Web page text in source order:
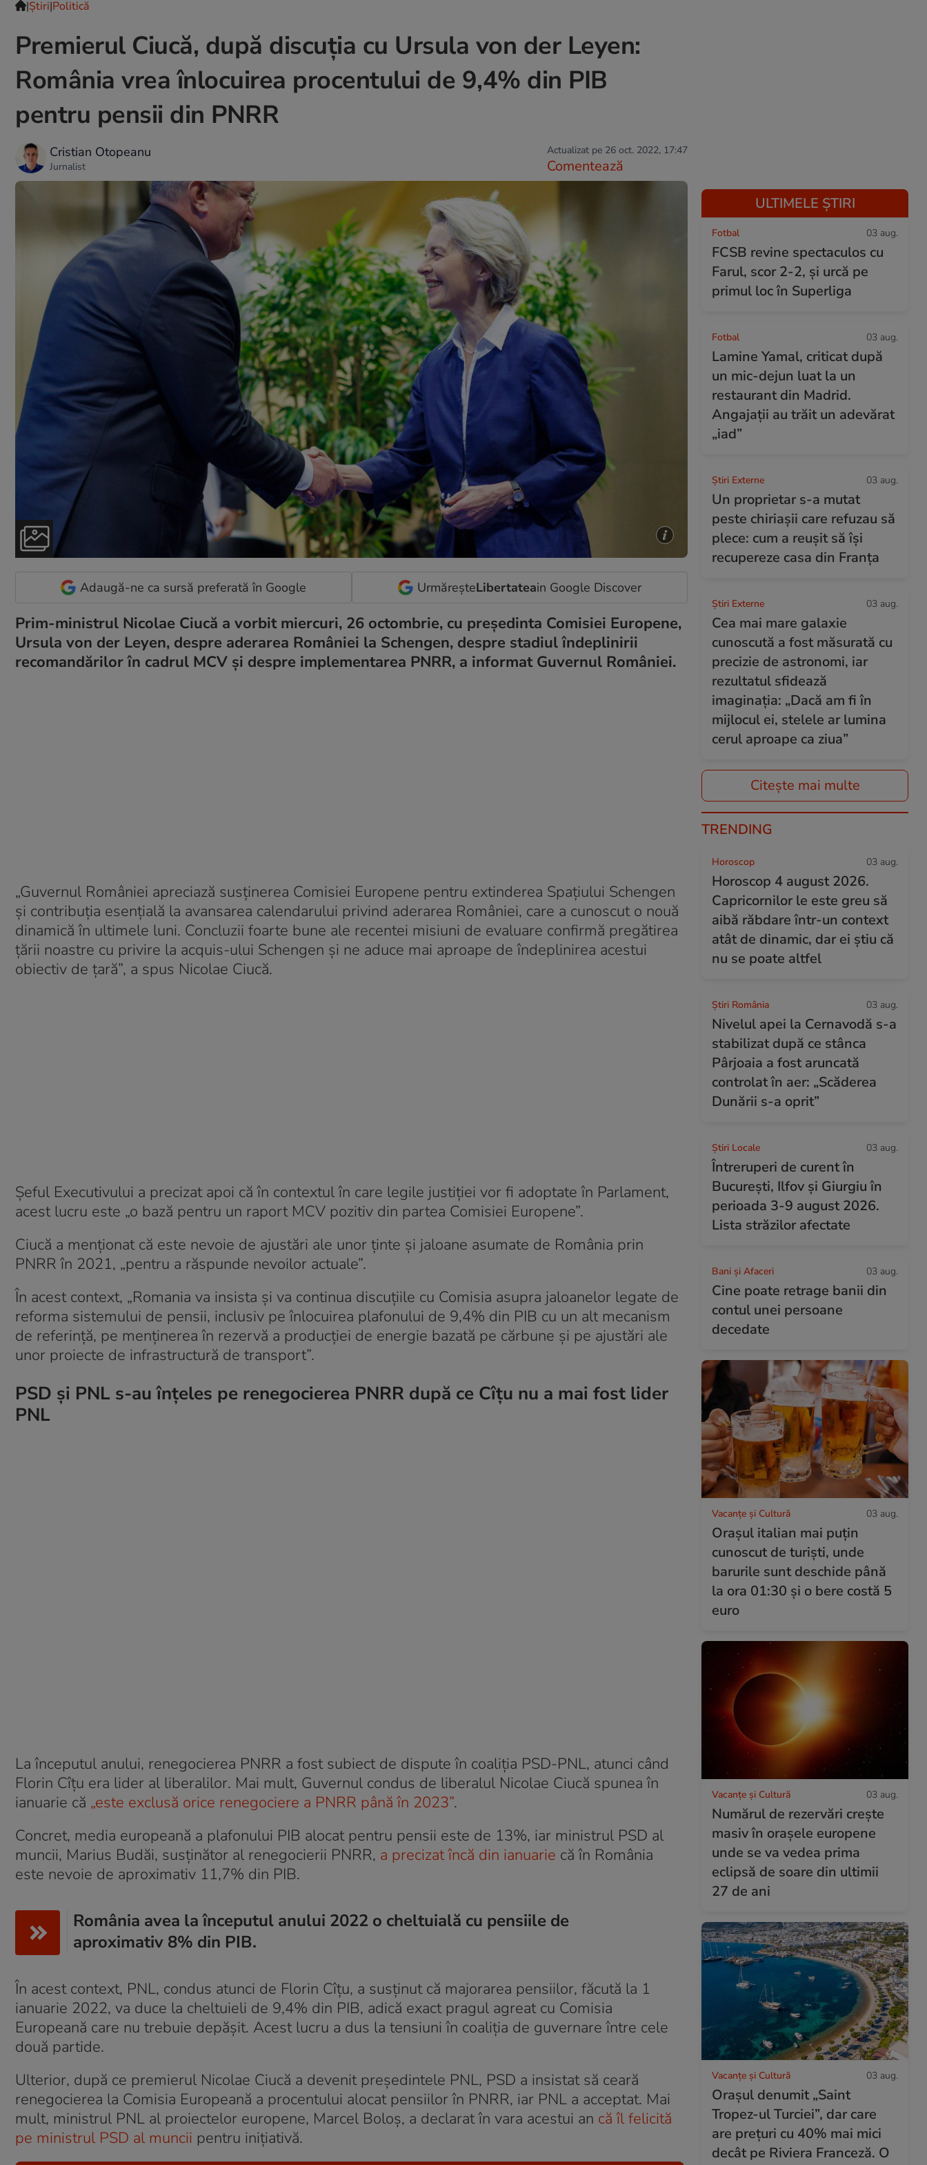
|Ştiri|Politică
Premierul Ciucă, după discuția cu Ursula von der Leyen:
România vrea înlocuirea procentului de 9,4% din PIB
pentru pensii din PNRR
Cristian Otopeanu
Jurnalist
Actualizat pe 26 oct. 2022, 17:47
Comentează
Adaugă-ne ca sursă preferată în Google UrmăreșteLibertateain Google Discover
Prim-ministrul Nicolae Ciucă a vorbit miercuri, 26 octombrie, cu preşedinta Comisiei Europene,
Ursula von der Leyen, despre aderarea României la Schengen, despre stadiul îndeplinirii
recomandărilor în cadrul MCV și despre implementarea PNRR, a informat Guvernul României.
„Guvernul României apreciază susținerea Comisiei Europene pentru extinderea Spațiului Schengen
și contribuția esențială la avansarea calendarului privind aderarea României, care a cunoscut o nouă
dinamică în ultimele luni. Concluzii foarte bune ale recentei misiuni de evaluare confirmă pregătirea
țării noastre cu privire la acquis-ului Schengen și ne aduce mai aproape de îndeplinirea acestui
obiectiv de țară”, a spus Nicolae Ciucă.
Șeful Executivului a precizat apoi că în contextul în care legile justiției vor fi adoptate în Parlament,
acest lucru este „o bază pentru un raport MCV pozitiv din partea Comisiei Europene”.
Ciucă a menționat că este nevoie de ajustări ale unor ținte și jaloane asumate de România prin
PNRR în 2021, „pentru a răspunde nevoilor actuale”.
În acest context, „Romania va insista și va continua discuțiile cu Comisia asupra jaloanelor legate de
reforma sistemului de pensii, inclusiv pe înlocuirea plafonului de 9,4% din PIB cu un alt mecanism
de referință, pe menținerea în rezervă a producției de energie bazată pe cărbune și pe ajustări ale
unor proiecte de infrastructură de transport”.
PSD și PNL s-au înțeles pe renegocierea PNRR după ce Cîțu nu a mai fost lider
PNL
La începutul anului, renegocierea PNRR a fost subiect de dispute în coaliția PSD-PNL, atunci când
Florin Cîțu era lider al liberalilor. Mai mult, Guvernul condus de liberalul Nicolae Ciucă spunea în
ianuarie că „este exclusă orice renegociere a PNRR până în 2023”.
Concret, media europeană a plafonului PIB alocat pentru pensii este de 13%, iar ministrul PSD al
muncii, Marius Budăi, susținător al renegocierii PNRR, a precizat încă din ianuarie că în România
este nevoie de aproximativ 11,7% din PIB.
România avea la începutul anului 2022 o cheltuială cu pensiile de
aproximativ 8% din PIB.
În acest context, PNL, condus atunci de Florin Cîțu, a susținut că majorarea pensiilor, făcută la 1
ianuarie 2022, va duce la cheltuieli de 9,4% din PIB, adică exact pragul agreat cu Comisia
Europeană care nu trebuie depășit. Acest lucru a dus la tensiuni în coaliția de guvernare între cele
două partide.
Ulterior, după ce premierul Nicolae Ciucă a devenit președintele PNL, PSD a insistat să ceară
renegocierea la Comisia Europeană a procentului alocat pensiilor în PNRR, iar PNL a acceptat. Mai
mult, ministrul PNL al proiectelor europene, Marcel Boloş, a declarat în vara acestui an că îl felicită
pe ministrul PSD al muncii pentru iniţiativă.
ULTIMELE ȘTIRI
Fotbal 03 aug.
FCSB revine spectaculos cu
Farul, scor 2-2, și urcă pe
primul loc în Superliga
Fotbal 03 aug.
Lamine Yamal, criticat după
un mic-dejun luat la un
restaurant din Madrid.
Angajații au trăit un adevărat
„iad”
Știri Externe 03 aug.
Un proprietar s-a mutat
peste chiriașii care refuzau să
plece: cum a reușit să își
recupereze casa din Franța
Știri Externe 03 aug.
Cea mai mare galaxie
cunoscută a fost măsurată cu
precizie de astronomi, iar
rezultatul sfidează
imaginația: „Dacă am fi în
mijlocul ei, stelele ar lumina
cerul aproape ca ziua”
Citește mai multe
TRENDING
Horoscop 03 aug.
Horoscop 4 august 2026.
Capricornilor le este greu să
aibă răbdare într-un context
atât de dinamic, dar ei știu că
nu se poate altfel
Știri România 03 aug.
Nivelul apei la Cernavodă s-a
stabilizat după ce stânca
Pârjoaia a fost aruncată
controlat în aer: „Scăderea
Dunării s-a oprit”
Știri Locale 03 aug.
Întreruperi de curent în
București, Ilfov și Giurgiu în
perioada 3-9 august 2026.
Lista străzilor afectate
Bani și Afaceri 03 aug.
Cine poate retrage banii din
contul unei persoane
decedate
Vacanțe și Cultură 03 aug.
Orașul italian mai puțin
cunoscut de turiști, unde
barurile sunt deschide până
la ora 01:30 și o bere costă 5
euro
Vacanțe și Cultură 03 aug.
Numărul de rezervări crește
masiv în orașele europene
unde se va vedea prima
eclipsă de soare din ultimii
27 de ani
Vacanțe și Cultură 03 aug.
Orașul denumit „Saint
Tropez-ul Turciei”, dar care
are prețuri cu 40% mai mici
decât pe Riviera Franceză. O